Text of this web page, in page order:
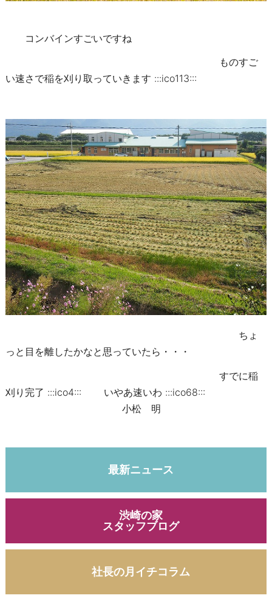
コンバインすごいですね
ものすご
い速さで稲を刈り取っていきます :::ico113:::
ちょ
っと目を離したかなと思っていたら・・・
すでに稲
刈り完了 :::ico4::: いやあ速いわ :::ico68:::
小松 明
最新ニュース
渋崎の家
スタッフブログ
社長の月イチコラム